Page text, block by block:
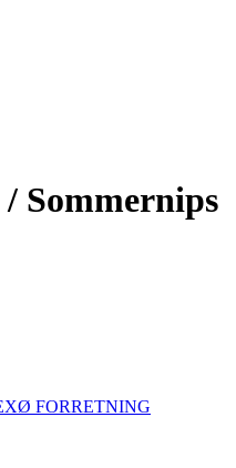
Sommernips
FORRETNING